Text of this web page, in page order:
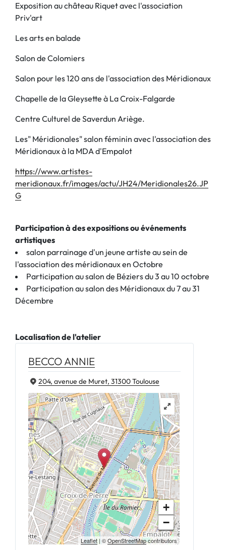
Exposition au château Riquet avec l'association
Priv'art
Les arts en balade
Salon de Colomiers
Salon pour les 120 ans de l'association des Méridionaux
Chapelle de la Gleysette à La Croix-Falgarde
Centre Culturel de Saverdun Ariège.
Les" Méridionales" salon féminin avec l'association des
Méridionaux à la MDA d'Empalot
https://www.artistes-
meridionaux.fr/images/actu/JH24/Meridionales26.JP
G
Participation à des expositions ou événements
artistiques
salon parrainage d'un jeune artiste au sein de
l'association des méridionaux en Octobre
Participation au salon de Béziers du 3 au 10 octobre
Participation au salon des Méridionaux du 7 au 31
Décembre
Localisation de l'atelier
BECCO ANNIE
204, avenue de Muret, 31300 Toulouse
+
−
Leaflet | ©OpenStreetMapcontributors